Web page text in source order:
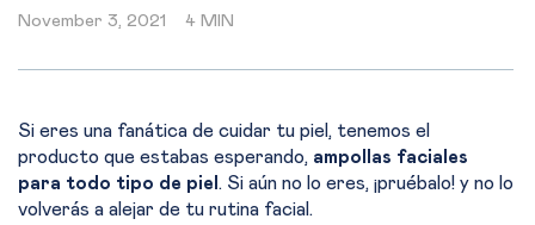
November 3, 2021 4 MIN
Si eres una fanática de cuidar tu piel, tenemos el
producto que estabas esperando, ampollas faciales
para todo tipo de piel . Si aún no lo eres, ¡pruébalo! y no lo
volverás a alejar de tu rutina facial.